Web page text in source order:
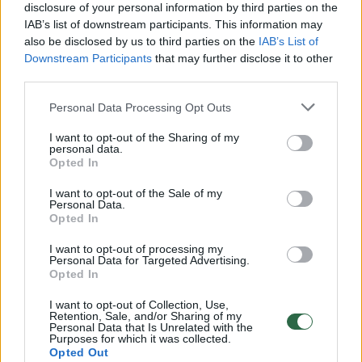
disclosure of your personal information by third parties on the
IAB’s list of downstream participants. This information may
also be disclosed by us to third parties on the IAB’s List of
Downstream Participants that may further disclose it to other
Personal Data Processing Opt Outs
I want to opt-out of the Sharing of my
personal data.
Opted In
I want to opt-out of the Sale of my
Personal Data.
Opted In
I want to opt-out of processing my
Personal Data for Targeted Advertising.
Opted In
I want to opt-out of Collection, Use,
Retention, Sale, and/or Sharing of my
Personal Data that Is Unrelated with the
Purposes for which it was collected.
Opted Out
00:00:30
Vaizdai iš tragiškos avarijos Vilniaus r.: dviejų moterų ir
vaiko gyvybių išgelbėti nepavyko
Žinios | Lietuvos diena
00:00:57
32 laipsnių šilumos
Žinios | Orai
Nufilmavo, kaip patvino Vilniaus Vakarinis aplinkkelis:
vaizdas pribloškia
Žinios | Lietuvos diena
00:05:25
K. Prunskienės brolis prisiminė jaudinančią akimirką
prieš mirtį: „Tai buvo simbolinis mūsų pagerbimo